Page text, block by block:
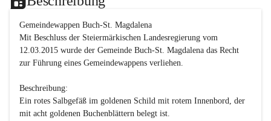
Gemeindewappen Buch-St. Magdalena
Mit Beschluss der Steiermärkischen Landesregierung vom
12.03.2015 wurde der Gemeinde Buch-St. Magdalena das Recht
zur Führung eines Gemeindewappens verliehen.
Beschreibung:
Ein rotes Salbgefäß im goldenen Schild mit rotem Innenbord, der
mit acht goldenen Buchenblättern belegt ist.